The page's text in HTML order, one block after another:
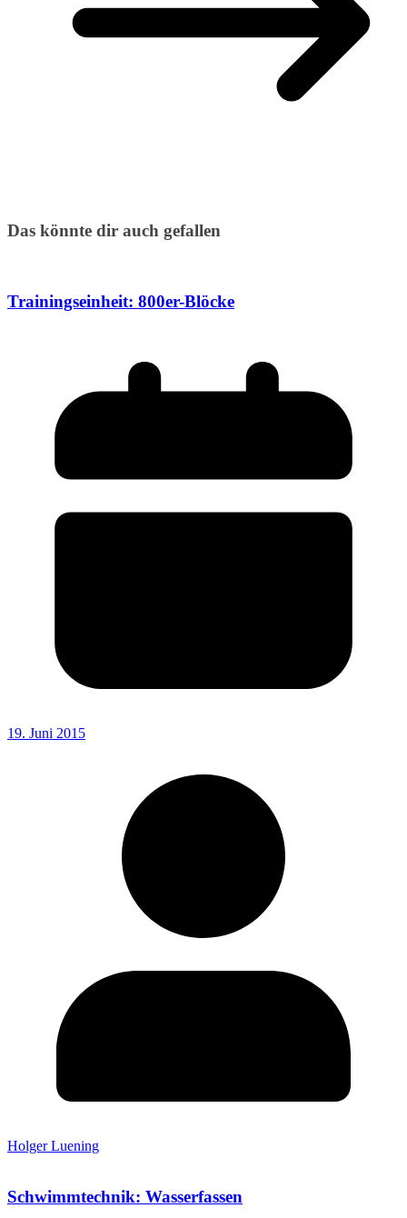
Das könnte dir auch gefallen
Trainingseinheit: 800er-Blöcke
19. Juni 2015
Holger Luening
Schwimmtechnik: Wasserfassen